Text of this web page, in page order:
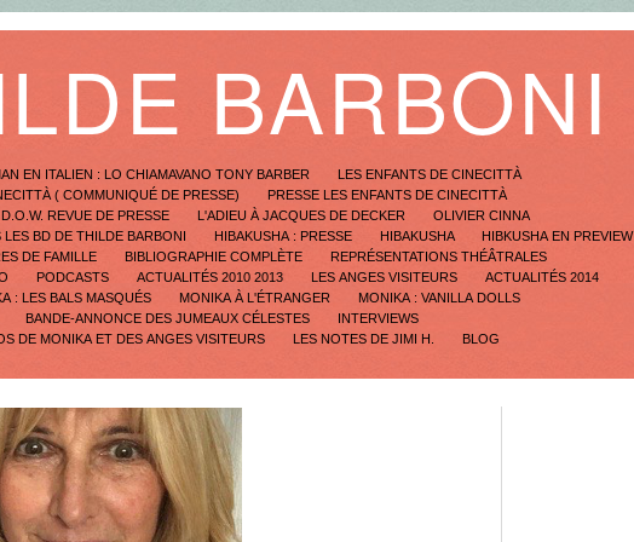
BARBONI
EN ITALIEN : LO CHIAMAVANO TONY BARBER
LES ENFANTS DE CINECITTÀ
( COMMUNIQUÉ DE PRESSE)
PRESSE LES ENFANTS DE CINECITTÀ
D.O.W. REVUE DE PRESSE L'ADIEU À JACQUES DE DECKER
OLIVIER CINNA
BD DE THILDE BARBONI
HIBAKUSHA : PRESSE HIBAKUSHA
HIBKUSHA EN PREVIEW
DE FAMILLE
BIBLIOGRAPHIE COMPLÈTE
REPRÉSENTATIONS THÉÂTRALES
PODCASTS ACTUALITÉS 2010 2013 LES ANGES VISITEURS
ACTUALITÉS 2014
: LES BALS MASQUÉS MONIKA À L'ÉTRANGER
MONIKA : VANILLA DOLLS
BANDE-ANNONCE DES JUMEAUX CÉLESTES
INTERVIEWS
DE MONIKA ET DES ANGES VISITEURS
LES NOTES DE JIMI H.
BLOG